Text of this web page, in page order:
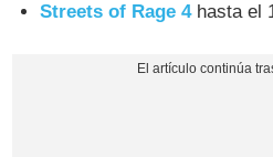
Streets of Rage 4hasta el